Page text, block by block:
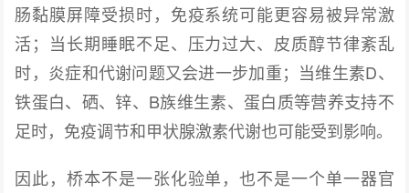
肠黏膜屏障受损时，免疫系统可能更容易被异常激
活；当长期睡眠不足、压力过大、皮质醇节律紊乱
时，炎症和代谢问题又会进一步加重；当维生素D、
铁蛋白、硒、锌、B族维生素、蛋白质等营养支持不
足时，免疫调节和甲状腺激素代谢也可能受到影响。
因此，桥本不是一张化验单，也不是一个单一器官